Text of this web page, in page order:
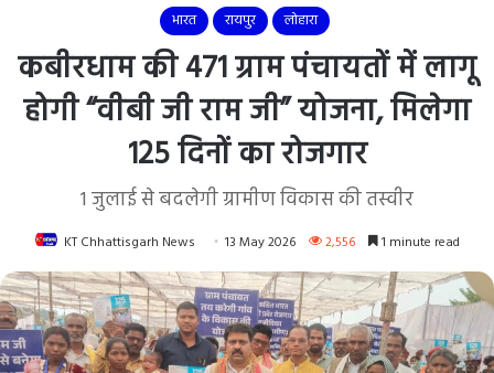
भारत
रायपुर लोहारा
कबीरधाम की 471 ग्राम पंचायतों में लागू
होगी “वीबी जी राम जी” योजना, मिलेगा
125 दिनों का रोजगार
1 जुलाई से बदलेगी ग्रामीण विकास की तस्वीर
KT Chhattisgarh News 13 May 2026 2,556 1 minute read